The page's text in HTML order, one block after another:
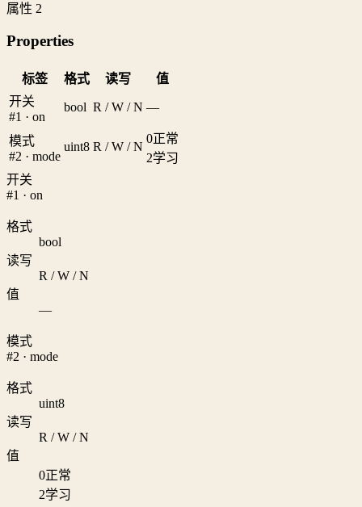
属性 2
Properties
标签 格式 读写
值
开关
#1 · on
bool R / W / N —
模式
#2 · mode
uint8 R / W / N
0正常
2学习
开关
#1 · on
格式
bool
读写
R / W / N
值
—
模式
#2 · mode
格式
uint8
读写
R / W / N
值
0正常
2学习